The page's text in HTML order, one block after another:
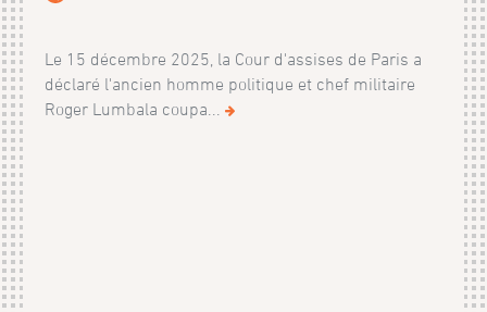
Le 15 décembre 2025, la Cour d'assises de Paris a
déclaré l'ancien homme politique et chef militaire
Roger Lumbala coupa...